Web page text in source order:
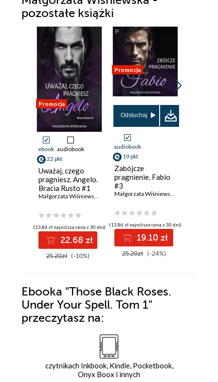
pozostałe książki
Promocja
ebook audiobook
22 pkt
Uważaj, czego
pragniesz. Angelo.
Bracia Rusto #1
Małgorzata Wiśniewska
(13,86 zł najniższa cena z 30 dni)
22.68 zł
25.20zł (-10%)
Promocja
Odsłuchaj
audiobook
19 pkt
Zabójcze
pragnienie. Fabio
#3
Małgorzata Wiśniewska
(13,86 zł najniższa cena z 30 dni)
19.10 zł
25.20zł (-24%)
Ebooka "Those Black Roses.
Under Your Spell. Tom 1"
przeczytasz na:
czytnikach Inkbook, Kindle, Pocketbook,
Onyx Boox i innych